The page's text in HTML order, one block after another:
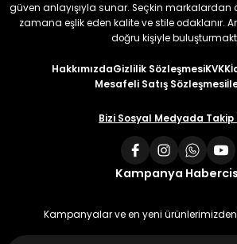
güven anlayışıyla sunar. Seçkin markalardan
zamana eşlik eden kalite ve stile odaklanır.
doğru kişiyle
HakkımızdaGizlilik SözleşmesiKVKK
Mesafeli Satış Sözleşmesi
Bizi Sosyal Medyada Takip
Kampanya
Kampanyalar ve en yeni ürünlerimizden